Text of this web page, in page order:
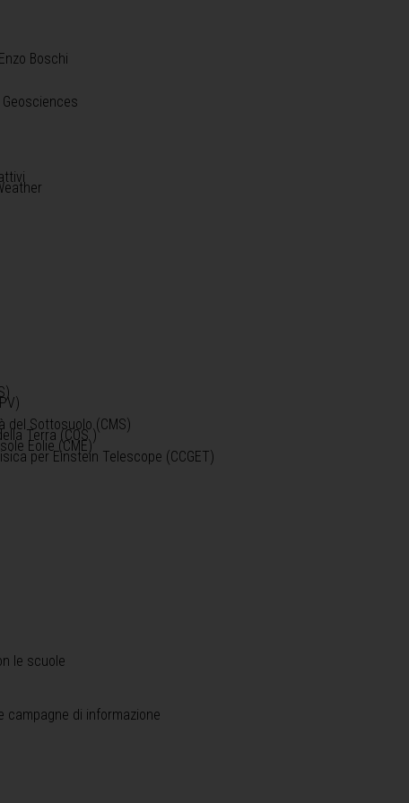
Boschi
del Sottosuolo (CMS)
Terra (COS )
Eolie (CME)
per Einstein Telescope (CCGET)
le scuole
campagne di informazione